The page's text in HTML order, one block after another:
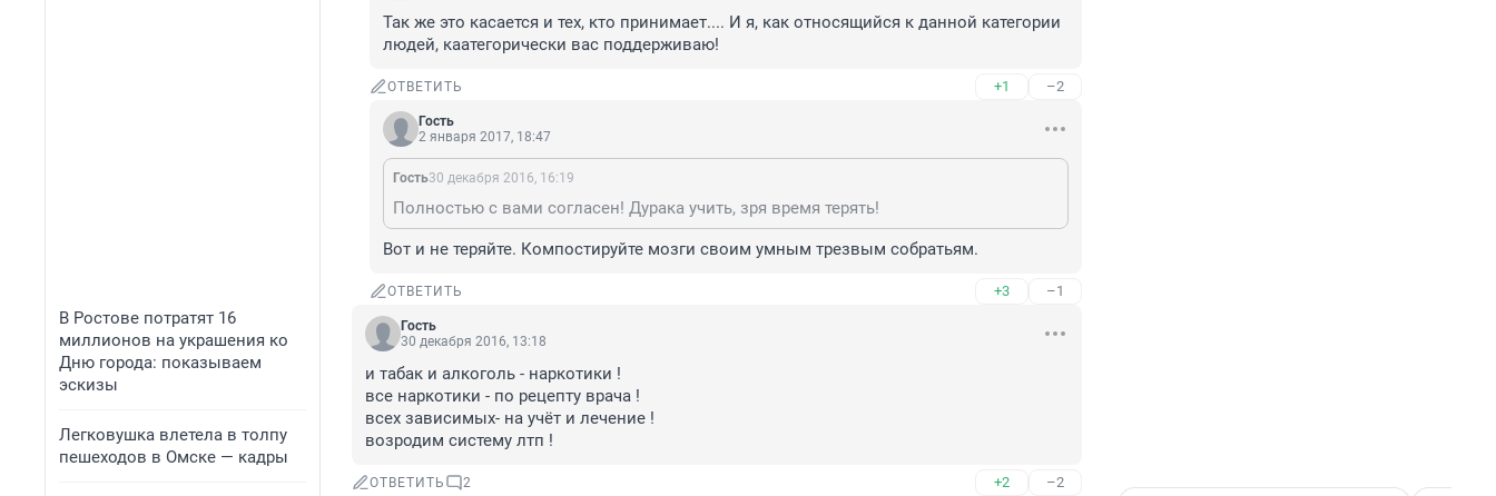
В Ростове потратят 16
миллионов на украшения ко
Дню города: показываем
эскизы
Легковушка влетела в толпу
пешеходов в Омске — кадры
Так же это касается и тех, кто принимает.... И я, как относящийся к данной категории
людей, каатегорически вас поддерживаю!
ОТВЕТИТЬ +1 –2
Гость
2 января 2017, 18:47
Гость30 декабря 2016, 16:19
Полностью с вами согласен! Дурака учить, зря время терять!
Вот и не теряйте. Компостируйте мозги своим умным трезвым собратьям.
ОТВЕТИТЬ +3 –1
Гость
30 декабря 2016, 13:18
и табак и алкоголь - наркотики !
все наркотики - по рецепту врача !
всех зависимых- на учёт и лечение !
возродим систему лтп !
ОТВЕТИТЬ 2 +2 –2